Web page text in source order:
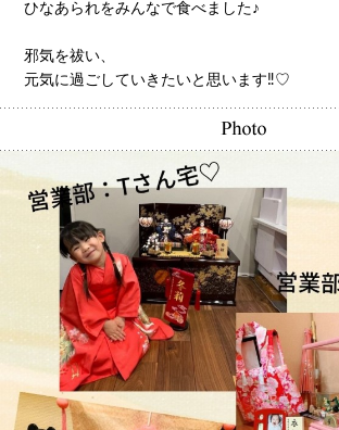
ひなあられをみんなで食べました♪
邪気を祓い、
元気に過ごしていきたいと思います‼️♡